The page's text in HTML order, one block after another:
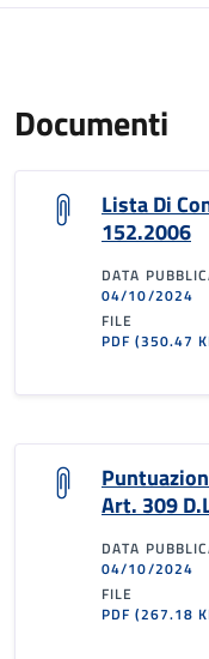
Documenti
Lista Di
152.2006
DATA
04/10/2024
FILE
PDF(350.47
Art. 309
DATA
04/10/2024
FILE
PDF(267.18